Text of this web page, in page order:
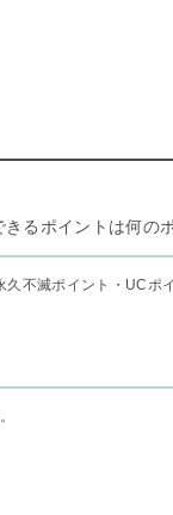
るポイントは何の
不滅ポイント・UCポ